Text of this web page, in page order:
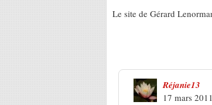
Le site de Gérard
Réjanie13
17 mars